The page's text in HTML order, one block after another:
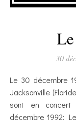
30
Le 30 décembre 1970: Les Jackson 5 sont en concert à
Jacksonville
sont en
décembre 1992: